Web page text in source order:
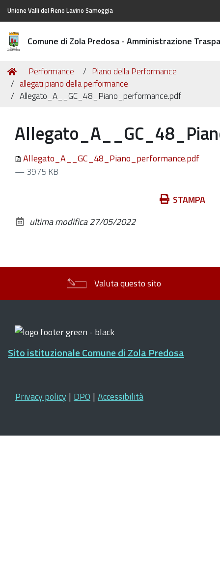
Unione Valli del Reno Lavino Samoggia
Comune di Zola Predosa - Amministrazione
Tu
sei
qui:
Home
Performance
Piano della Performance
allegati piano della performance
Allegato_A__GC_48_Piano_performance.pdf
Allegato_A__GC_48_Piano_performance.pdf
— 3975 KB
documento
STAMPA
ultima modifica27/05/2022
Valuta questo sito
Sito istituzionale Comune di Zola Predosa
Privacy policy | DPO | Accessibilità